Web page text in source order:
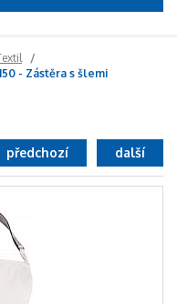
- Zástěra s šlemi
další
předchozí